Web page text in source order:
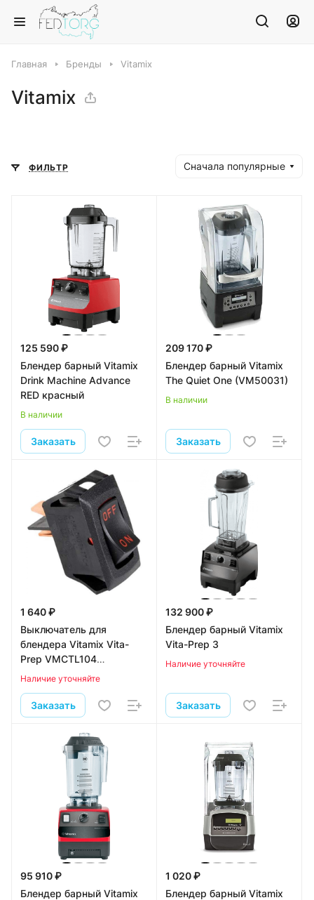
Главная Бренды Vitamix
Vitamix
ФИЛЬТР Сначала популярные
125 590 ₽
Блендер барный Vitamix
Drink Machine Advance
RED красный
В наличии
Заказать
209 170 ₽
Блендер барный Vitamix
The Quiet One (VM50031)
В наличии
Заказать
1 640 ₽
Выключатель для
блендера Vitamix Vita-
Prep VMCTL104
(VM15758)
Наличие уточняйте
Заказать
132 900 ₽
Блендер барный Vitamix
Vita-Prep 3
Наличие уточняйте
Заказать
95 910 ₽
Блендер барный Vitamix
1 020 ₽
Блендер барный Vitamix